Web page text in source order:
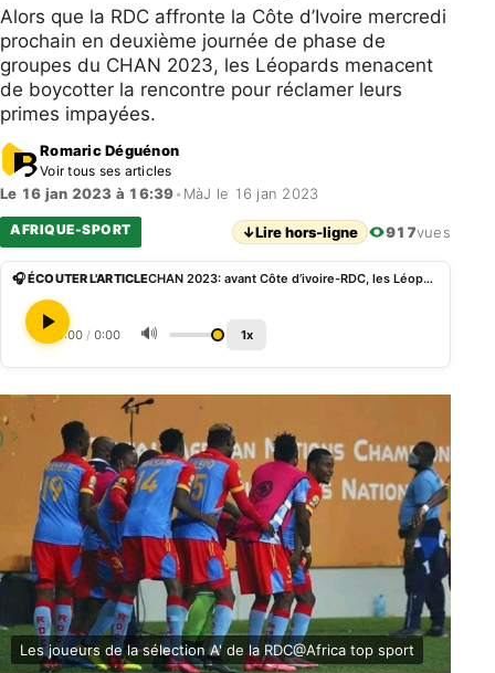
Alors que la RDC affronte la Côte d’Ivoire mercredi
prochain en deuxième journée de phase de
groupes du CHAN 2023, les Léopards menacent
de boycotter la rencontre pour réclamer leurs
primes impayées.
Romaric Déguénon
Voir tous ses articles
Le 16 jan 2023 à 16:39• MàJ le 16 jan 2023
AFRIQUE-SPORT ↓Lire hors-ligne 917vues
🎧 ÉCOUTER L'ARTICLE CHAN 2023: avant Côte d’ivoire-RDC, les Léopards menacent d’aller en grève
0:00 / 0:00 🔊 1x
Les joueurs de la sélection A' de la RDC@Africa top sport